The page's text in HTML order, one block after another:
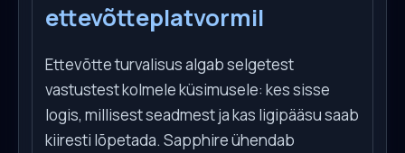
ettevõtteplatvormil
Ettevõtte turvalisus algab selgetest
vastustest kolmele küsimusele: kes sisse
logis, millisest seadmest ja kas ligipääsu saab
kiiresti lõpetada. Sapphire ühendab